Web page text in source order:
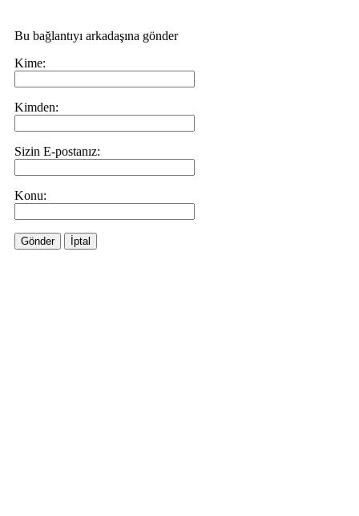
Bu bağlantıyı arkadaşına gönder
Kime:
Kimden:
Sizin E-postanız:
Konu:
Gönder İptal